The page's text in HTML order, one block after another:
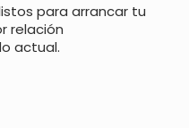
para arrancar tu
relación
actual.